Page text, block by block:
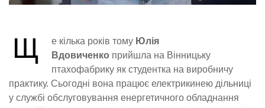
Щ е кілька років тому Юлія
Вдовиченко прийшла на Вінницьку
птахофабрику як студентка на виробничу
практику. Сьогодні вона працює електрикинею дільниці
у службі обслуговування енергетичного обладнання